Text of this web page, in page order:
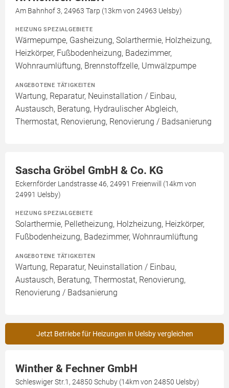
Am Bahnhof 3, 24963 Tarp (13km von 24963 Uelsby)
HEIZUNG SPEZIALGEBIETE
Wärmepumpe, Gasheizung, Solarthermie, Holzheizung,
Heizkörper, Fußbodenheizung, Badezimmer,
Wohnraumlüftung, Brennstoffzelle, Umwälzpumpe
ANGEBOTENE TÄTIGKEITEN
Wartung, Reparatur, Neuinstallation / Einbau,
Austausch, Beratung, Hydraulischer Abgleich,
Thermostat, Renovierung, Renovierung / Badsanierung
Sascha Gröbel GmbH & Co. KG
Eckernförder Landstrasse 46, 24991 Freienwill (14km von
24991 Uelsby)
HEIZUNG SPEZIALGEBIETE
Solarthermie, Pelletheizung, Holzheizung, Heizkörper,
Fußbodenheizung, Badezimmer, Wohnraumlüftung
ANGEBOTENE TÄTIGKEITEN
Wartung, Reparatur, Neuinstallation / Einbau,
Austausch, Beratung, Thermostat, Renovierung,
Renovierung / Badsanierung
Jetzt Betriebe für Heizungen in Uelsby vergleichen
Winther & Fechner GmbH
Schleswiger Str.1, 24850 Schuby (14km von 24850 Uelsby)